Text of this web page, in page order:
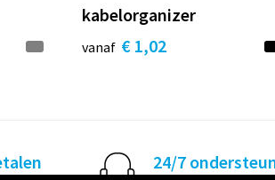
kabelorganizer
vanaf € 1,02
24/7